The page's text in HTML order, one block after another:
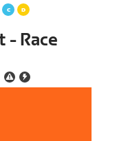
- Race